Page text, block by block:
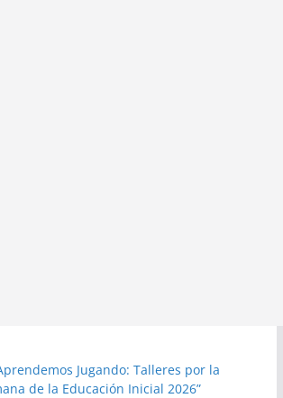
Jugando: Talleres por la
de la Educación Inicial 2026”